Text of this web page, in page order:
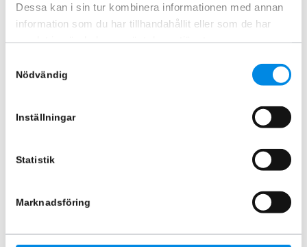
Dessa kan i sin tur kombinera informationen med annan
information som du har tillhandahållit eller som de har
Nödvändig
Inställningar
Statistik
Marknadsföring
Rolltop MountainTop Eloxerad X-
klass 18+
22 655kr 18 745
Lägg i varukorg
Rolltop MountainTop Svart X-
klass 18+